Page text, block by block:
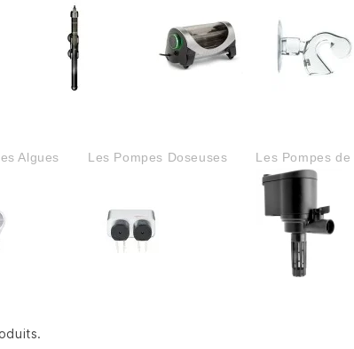
Algues Les Pompes Doseuses Les Pompes de